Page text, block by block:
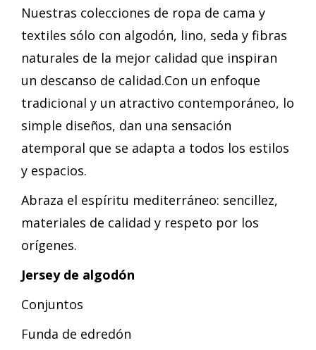
Nuestras colecciones de ropa de cama y
textiles sólo con algodón, lino, seda y fibras
naturales de la mejor calidad que inspiran
un descanso de calidad.Con un enfoque
tradicional y un atractivo contemporáneo, lo
simple diseños, dan una sensación
atemporal que se adapta a todos los estilos
y espacios.
Abraza el espíritu mediterráneo: sencillez,
materiales de calidad y respeto por los
orígenes.
Jersey de algodón
Conjuntos
Funda de edredón